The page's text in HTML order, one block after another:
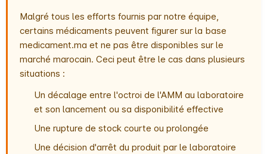
Malgré tous les efforts fournis par notre équipe,
certains médicaments peuvent figurer sur la base
medicament.ma et ne pas être disponibles sur le
marché marocain. Ceci peut être le cas dans plusieurs
situations :
Un décalage entre l'octroi de l'AMM au laboratoire
et son lancement ou sa disponibilité effective
Une rupture de stock courte ou prolongée
Une décision d'arrêt du produit par le laboratoire